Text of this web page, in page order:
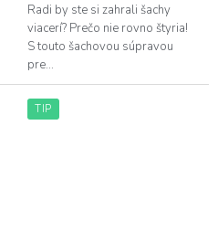
Radi by ste si zahrali šachy
viacerí? Prečo nie rovno štyria!
S touto šachovou súpravou
pre...
TIP